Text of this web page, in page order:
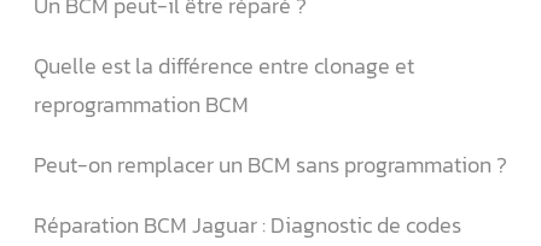
Quelle est la différence entre clonage et
reprogrammation BCM
Peut-on remplacer un BCM sans programmation ?
Réparation BCM Jaguar : Diagnostic de codes